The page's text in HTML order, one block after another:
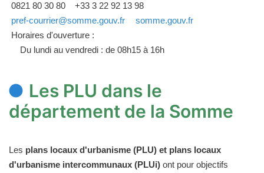
0821 80 30 80
+33 3 22 92 13 98
pref-courrier@somme.gouv.fr
somme.gouv.fr
Horaires d'ouverture :
Du lundi au vendredi : de 08h15 à 16h
Les PLU dans le
département de la Somme
Les plans locaux d'urbanisme (PLU) et plans locaux
d'urbanisme intercommunaux (PLUi) ont pour objectifs